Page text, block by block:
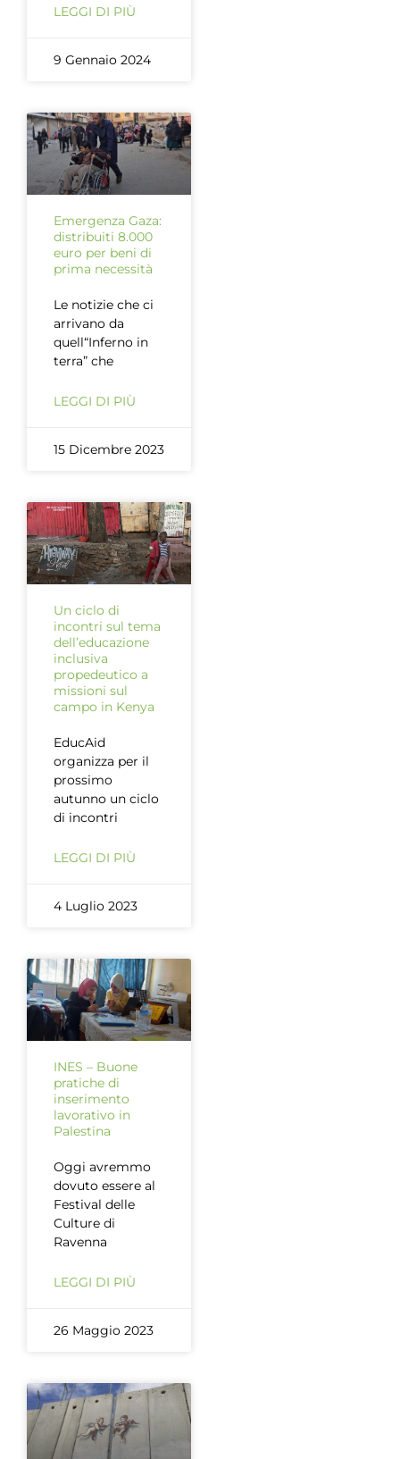
LEGGI DI PIÙ
9 Gennaio 2024
Emergenza Gaza:
distribuiti 8.000
euro per beni di
prima necessità
Le notizie che ci
arrivano da
quell“Inferno in
terra” che
LEGGI DI PIÙ
15 Dicembre 2023
Un ciclo di
incontri sul tema
dell’educazione
inclusiva
propedeutico a
missioni sul
campo in Kenya
EducAid
organizza per il
prossimo
autunno un ciclo
di incontri
LEGGI DI PIÙ
4 Luglio 2023
INES – Buone
pratiche di
inserimento
lavorativo in
Palestina
Oggi avremmo
dovuto essere al
Festival delle
Culture di
Ravenna
LEGGI DI PIÙ
26 Maggio 2023